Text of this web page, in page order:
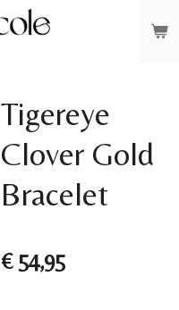
Tigereye
Clover Gold
Bracelet
€ 54,95